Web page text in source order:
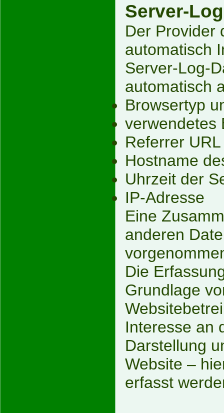
Server-
Der Provider
automatisch
Server-Log-
automatisch
Browsertyp
verwendetes
Referrer URL
Hostname
Uhrzeit der
IP-Adresse
Eine
anderen
Die
Grundlage
Interesse an
Darstellung
Website –
erfasst